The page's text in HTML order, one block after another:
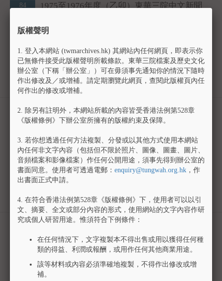
84
1975至1976年度（乙卯）東華三院中文新聞
Chinese Newspaper Clippings of Tung Wah
Group of Hospitals for the year of 1975-1976
(1)
年份
: 1975
檔案編號
: TWD-00000014
專輯
:東華三院文物館檔案目錄
85
1975至1976年度（乙卯）東華三院中文新聞
Chinese Newspaper Clippings of Tung Wah
Group of Hospitals for the year of 1975-1976
(2)
年份
: 1975
檔案編號
1976至1977年度（丙辰）東華三院中文新聞
剪存（1）
Chinese Newspaper Clippings of Tung Wah
Group of Hospitals for the year of 1976-1977
(1)
版權聲明
1. 登入本網站 (twmarchives.hk) 其網站內任何網頁，即表示你
已無條件接受此版權聲明所載條款。東華三院檔案及歷史文化
辦公室（下稱「辦公室」）可在毋須事先通知你的情況下隨時
作出修改及／或增補。請定期瀏覽此網頁，查閱此版權頁內任
何作出的修改或增補。
2. 除另有註明外，本網站所載的內容皆受香港法例第528章
《版權條例》下辦公室所擁有的版權約束及保障。
3. 若你想透過任何方法複製、分發或以其他方式使用本網站
內任何非文字內容（包括但不限於照片、圖像、圖畫、圖片、
音頻檔案和影像檔案）作任何公開用途，須事先得到辦公室的
書面同意。使用者可透過電郵： enquiry@tungwah.org.hk ，作
出書面正式申請。
4. 在符合香港法例第528章《版權條例》下，使用者可以以引
文、摘要、全文或部分內容的形式，使用網站的文字內容作研
究或個人研習用途。惟須符合下例條件：
在任何情況下，文字複製本不得出售或用以獲得任何種
類的得益、利潤或報酬，或用作任何其他商業用途。
該等材料或內容必須準確地複製，不得作出修改或增
補。